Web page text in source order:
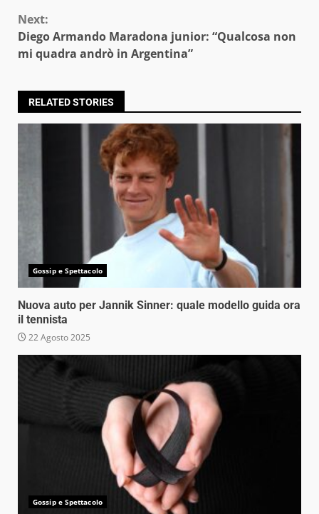
Next:
Diego Armando Maradona junior: “Qualcosa non
mi quadra andrò in Argentina”
RELATED STORIES
Gossip e Spettacolo
Nuova auto per Jannik Sinner: quale modello guida ora
il tennista
22 Agosto 2025
Gossip e Spettacolo